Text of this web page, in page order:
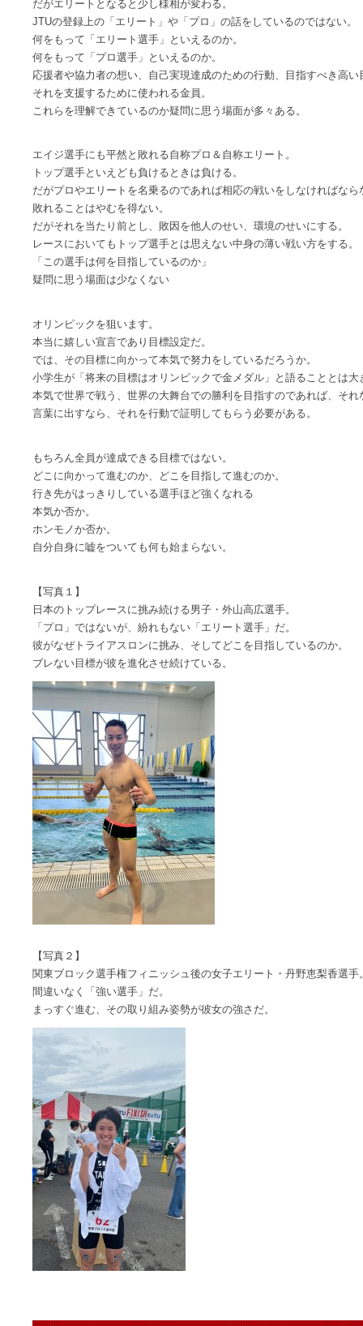
だがエリートとなると少し様相が変わる。
JTUの登録上の「エリート」や「プロ」の話をしているのではない。
何をもって「エリート選手」といえるのか。
何をもって「プロ選手」といえるのか。
応援者や協力者の想い、自己実現達成のための行動、目指すべき高い
それを支援するために使われる金員。
これらを理解できているのか疑問に思う場面が多々ある。
エイジ選手にも平然と敗れる自称プロ＆自称エリート。
トップ選手といえども負けるときは負ける。
だがプロやエリートを名乗るのであれば相応の戦いをしなければなら
敗れることはやむを得ない。
だがそれを当たり前とし、敗因を他人のせい、環境のせいにする。
レースにおいてもトップ選手とは思えない中身の薄い戦い方をする。
「この選手は何を目指しているのか」
疑問に思う場面は少なくない
オリンピックを狙います。
本当に嬉しい宣言であり目標設定だ。
では、その目標に向かって本気で努力をしているだろうか。
小学生が「将来の目標はオリンピックで金メダル」と語ることとは大
本気で世界で戦う、世界の大舞台での勝利を目指すのであれば、そ
言葉に出すなら、それを行動で証明してもらう必要がある。
もちろん全員が達成できる目標ではない。
どこに向かって進むのか、どこを目指して進むのか。
行き先がはっきりしている選手ほど強くなれる
本気か否か。
ホンモノか否か。
自分自身に嘘をついても何も始まらない。
【写真１】
日本のトップレースに挑み続ける男子・外山高広選手。
「プロ」ではないが、紛れもない「エリート選手」だ。
彼がなぜトライアスロンに挑み、そしてどこを目指しているのか。
ブレない目標が彼を進化させ続けている。
【写真２】
関東ブロック選手権フィニッシュ後の女子エリート・丹野恵梨香選手
間違いなく「強い選手」だ。
まっすぐ進む、その取り組み姿勢が彼女の強さだ。